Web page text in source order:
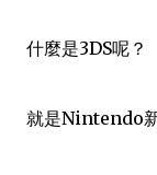
什麼是3DS呢？
就是Nintendo